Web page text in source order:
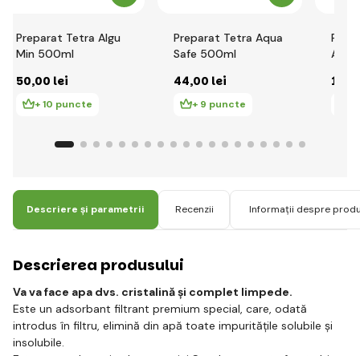
Preparat Tetra Algu
Min 500ml
50,00 lei
+ 10 puncte
Preparat Tetra Aqua
Safe 500ml
44,00 lei
+ 9 puncte
14
Descriere și parametrii Recenzii Informații despre
Descrierea produsului
Va va face apa dvs. cristalină și complet limpede.
Este un adsorbant filtrant premium special, care, odată
introdus în filtru, elimină din apă toate impuritățile solubile și
insolubile.